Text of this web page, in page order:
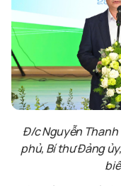
Đ/c Nguyễn Thanh
phủ, Bí thư Đảng